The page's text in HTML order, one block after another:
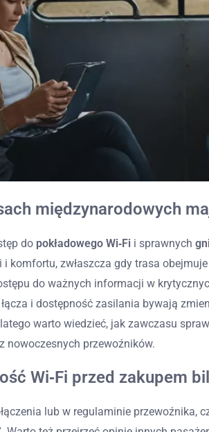
międzynarodowych
do pokładowego Wi‑Fi i sprawnych
komfortu, zwłaszcza gdy trasa
do ważnych informacji w
i dostępność zasilania bywają
warto wiedzieć, jak zawczasu
nowoczesnych przewoźników.
Wi‑Fi przed zakupem
lub w regulaminie przewoźnika,